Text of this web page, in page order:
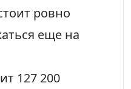
ровно
еще на
127 200